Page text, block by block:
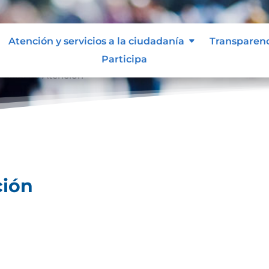
Atención y servicios a la ciudadanía
Participa